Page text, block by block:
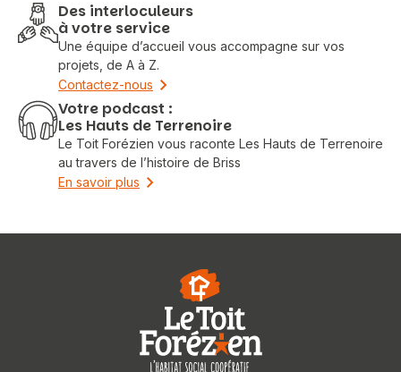
Des interloculeurs
à votre service
Une équipe d’accueil vous accompagne sur vos
projets, de A à Z.
Contactez-nous
Votre podcast :
Les Hauts de Terrenoire
Le Toit Forézien vous raconte Les Hauts de Terrenoire
au travers de l’histoire de Briss
En savoir plus